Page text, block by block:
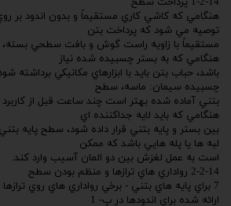
هنگامي كه كاشي كاري مستقيماً و بدون اندود بر روي
توصيه مي شود كه پرداخت بتن
مستقيماً با زاويه راست گوش و بافت سطحي بسته،
هنگامي كه به بستر چسبيده شده نياز
باشد، حباب بتن بايد با ابزارهاي مكانيكي برداشته
چسبيده سيمان: ماسه، سطح
بتني آماده شده بهتر است چند ساعت قبل از
هنگامي كه بايد لايه جداكننده اي
بين بستر و پايه بتني قرار داده شود، سطح پايه
لبه ها يا پله هايي باشد كه ممكن
است به عمل لغزش بين دو المان آسيب وارد كند.
2-2-14 رواداري هاي ترازها و منظم بودن سطح
7 براي پايه هاي بتني - برخي رواداري هاي روي
ارائه شده براي اندودها در پ- 1